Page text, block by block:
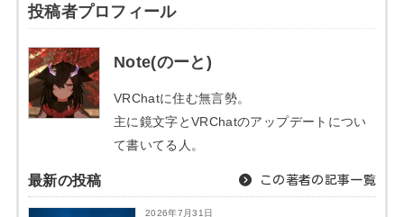
投稿者プロフィール
Note(のーと)
VRChatに住む無言勢。
主に鏡文字とVRChatのアップデートについ
て書いてる人。
最新の投稿 この著者の記事一覧
2026年7月31日